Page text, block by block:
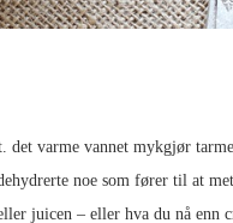
varme vannet mykgjør
noe som fører til at
juicen – eller hva du nå enn